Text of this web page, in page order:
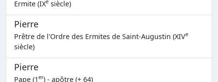
Ermite (IX siècle)
Pierre
Prêtre de l'Ordre des Ermites de Saint-Augustin (XIVe
siècle)
Pierre
Pape (1er) - apôtre (+ 64)